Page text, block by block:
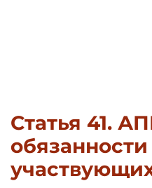
Статья 41.